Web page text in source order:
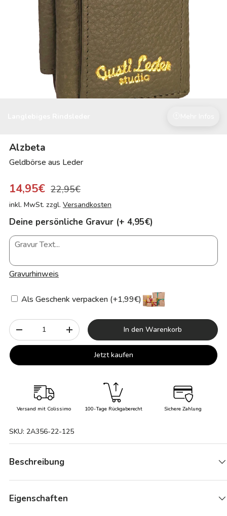
Alzbeta
Geldbörse aus Leder
14,95€ 22,95€
inkl. MwSt. zzgl. Versandkosten
Deine persönliche Gravur (+ 4,95€)
Gravurhinweis
Als Geschenk verpacken (+1,99€)
Anzahl
-
+ In den Warenkorb
Jetzt kaufen
Versand mit Colissimo 100-Tage Rückgaberecht Sichere Zahlung
SKU: 2A356-22-125
Beschreibung
Eigenschaften